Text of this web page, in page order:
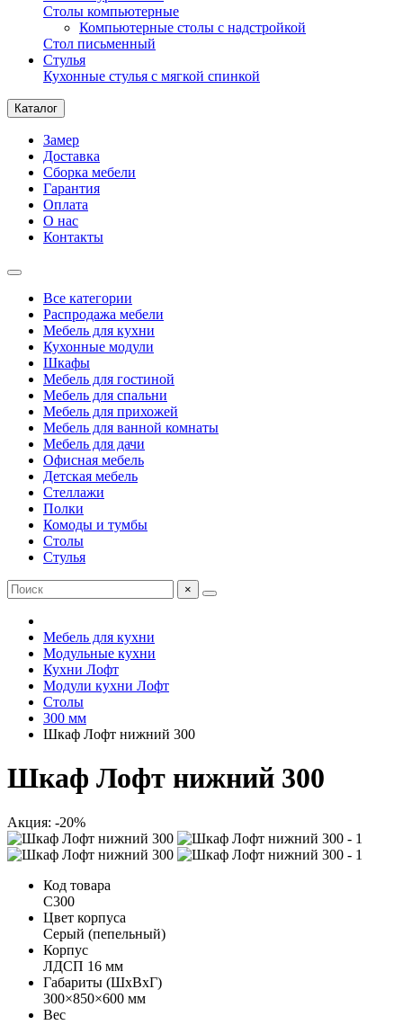
Столы компьютерные
Компьютерные столы с надстройкой
Стол письменный
Стулья
Кухонные стулья с мягкой спинкой
Каталог
Замер
Доставка
Сборка мебели
Гарантия
Оплата
О нас
Контакты
Все категории
Распродажа мебели
Мебель для кухни
Кухонные модули
Шкафы
Мебель для гостиной
Мебель для спальни
Мебель для прихожей
Мебель для ванной комнаты
Мебель для дачи
Офисная мебель
Детская мебель
Стеллажи
Полки
Комоды и тумбы
Столы
Стулья
×
Мебель для кухни
Модульные кухни
Кухни Лофт
Модули кухни Лофт
Столы
300 мм
Шкаф Лофт нижний 300
Шкаф Лофт нижний 300
Акция: -20%
Код товара
С300
Цвет корпуса
Серый (пепельный)
Корпус
ЛДСП 16 мм
Габариты (ШхВхГ)
300×850×600 мм
Вес